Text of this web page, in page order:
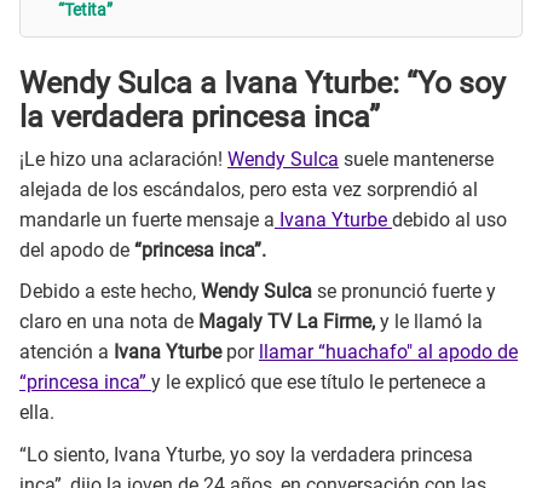
“Tetita”
Wendy Sulca a Ivana Yturbe: “Yo soy
la verdadera princesa inca”
¡Le hizo una aclaración! Wendy Sulca suele mantenerse
alejada de los escándalos, pero esta vez sorprendió al
mandarle un fuerte mensaje a Ivana Yturbe debido al uso
del apodo de “princesa inca”.
Debido a este hecho, Wendy Sulca se pronunció fuerte y
claro en una nota de Magaly TV La Firme, y le llamó la
atención a Ivana Yturbe por
llamar “huachafo" al apodo de
“princesa inca” y le explicó que ese título le pertenece a
ella.
“Lo siento, Ivana Yturbe, yo soy la verdadera princesa